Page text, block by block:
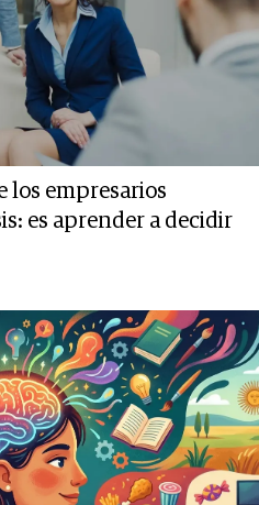
los empresarios
es aprender a decidir